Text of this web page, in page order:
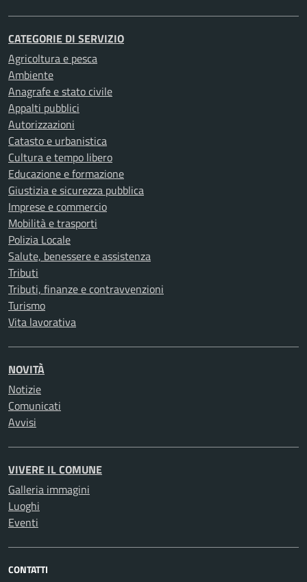
CATEGORIE DI SERVIZIO
Agricoltura e pesca
Ambiente
Anagrafe e stato civile
Appalti pubblici
Autorizzazioni
Catasto e urbanistica
Cultura e tempo libero
Educazione e formazione
Giustizia e sicurezza pubblica
Imprese e commercio
Mobilità e trasporti
Polizia Locale
Salute, benessere e assistenza
Tributi
Tributi, finanze e contravvenzioni
Turismo
Vita lavorativa
NOVITÀ
Notizie
Comunicati
Avvisi
VIVERE IL COMUNE
Galleria immagini
Luoghi
Eventi
CONTATTI